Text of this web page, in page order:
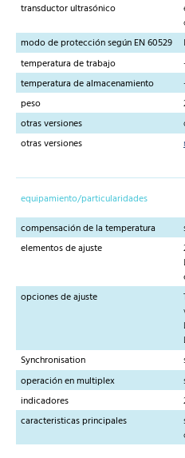
transductor ultrasónico
modo de protección según EN 60529
temperatura de trabajo
temperatura de almacenamiento
peso
otras versiones
otras versiones
equipamiento/particularidades
compensación de la temperatura
elementos de ajuste
opciones de ajuste
Synchronisation
operación en multiplex
indicadores
caracteristicas principales